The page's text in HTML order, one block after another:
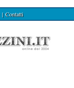
| Contatti